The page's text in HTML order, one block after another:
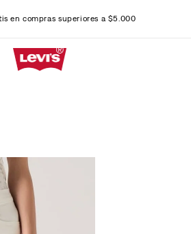
en compras superiores a $5.000